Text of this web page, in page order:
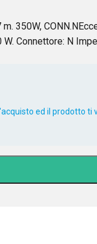
350W,
Connettore: N
ed il prodotto ti